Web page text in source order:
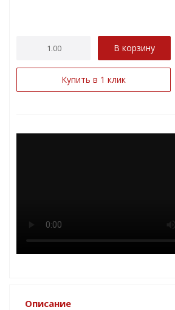
В корзину
Купить в 1 клик
Описание